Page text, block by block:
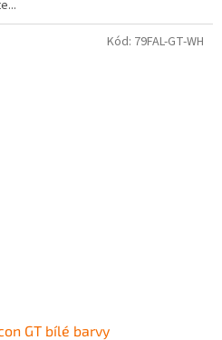
GT bílé barvy
Kód: 79FAL-GT-WH